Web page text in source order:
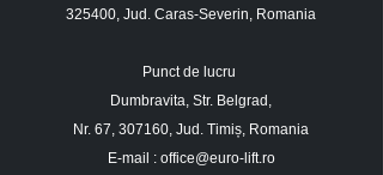
325400, Jud. Caras-Severin, Romania
Punct de lucru
Dumbravita, Str. Belgrad,
Nr. 67, 307160, Jud. Timiș, Romania
E-mail : office@euro-lift.ro